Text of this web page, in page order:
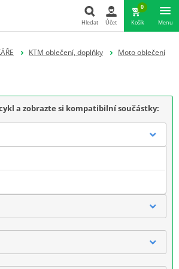
Hledat
Hledat Účet
0
Košík Menu
KTM oblečení, doplňky
Moto oblečení
a zobrazte si kompatibilní součástky: